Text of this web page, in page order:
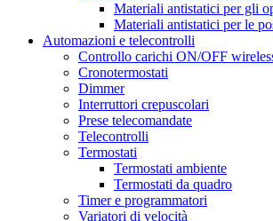
Materiali antistatici per gli
Materiali antistatici per le
Automazioni e telecontrolli
Controllo carichi ON/OFF
Cronotermostati
Dimmer
Interruttori crepuscolari
Prese telecomandate
Telecontrolli
Termostati
Termostati ambiente
Termostati da quadro
Timer e programmatori
Variatori di velocità